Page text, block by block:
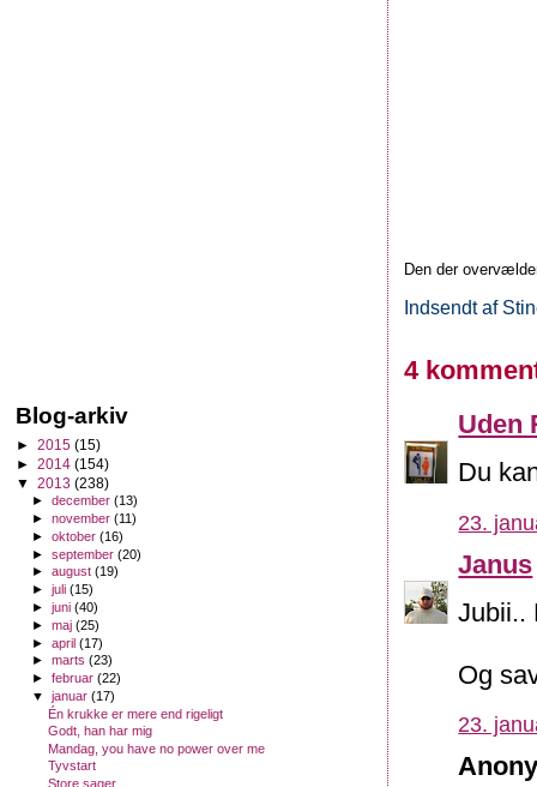
Den der
Indsendt af
4
Uden
Du
23.
Janus
Jubii..
Og
23.
Blog-arkiv
► 2015 (15)
► 2014 (154)
▼ 2013 (238)
►december(13)
►november(11)
►oktober(16)
►september(20)
►august(19)
►juli(15)
►juni(40)
►maj(25)
►april(17)
►marts(23)
►februar(22)
▼januar(17)
Én krukke er mere end rigeligt
Godt, han har mig
Mandag, you have no power over me
Tyvstart
Store sager